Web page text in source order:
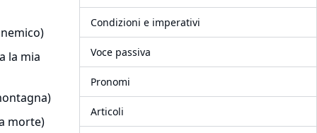
la mia
morte)
Condizioni e imperativi
Voce passiva
Pronomi
Articoli